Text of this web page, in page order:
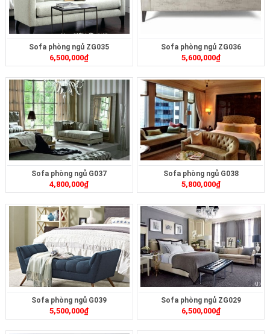
Sofa phòng ngủ ZG035
6,500,000₫
Sofa phòng ngủ ZG036
5,600,000₫
Sofa phòng ngủ G037
4,800,000₫
Sofa phòng ngủ G038
5,800,000₫
Sofa phòng ngủ G039
5,500,000₫
Sofa phòng ngủ ZG029
6,500,000₫